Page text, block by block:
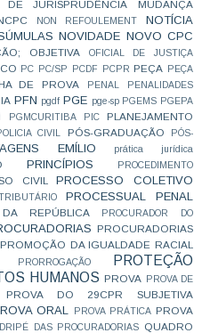
DE JURISPRUDÊNCIA
MUDANÇA
NON REFOULEMENT
NOTÍCIA
NOVIDADE NOVO CPC
OBJETIVA OFICIAL DE JUSTIÇA
PC PC/SP PCDF PCPR PEÇA
PEÇA
DE PROVA PENAL PENALIDADES
PFN pgdf PGE pge-sp PGEMS PGEPA
PGMCURITIBA PIC PLANEJAMENTO
CIVIL PÓS-GRADUAÇÃO
PÓS-
EMÍLIO prática jurídica
PRINCÍPIOS
PROCEDIMENTO
CIVIL
PROCESSO COLETIVO
PROCESSUAL PENAL
REPÚBLICA
PROCURADOR DO
PROCURADORIAS
PROMOÇÃO DA IGUALDADE RACIAL
PRORROGAÇÃO
PROTEÇÃO
HUMANOS PROVA
PROVA DE
PROVA DO 29CPR SUBJETIVA
ORAL PROVA PRÁTICA PROVA
DAS PROCURADORIAS
QUADRO